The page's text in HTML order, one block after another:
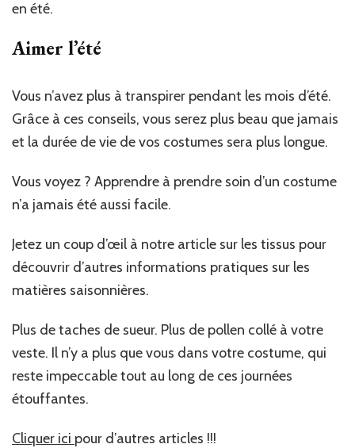
en été.
Aimer l’été
Vous n’avez plus à transpirer pendant les mois d’été.
Grâce à ces conseils, vous serez plus beau que jamais
et la durée de vie de vos costumes sera plus longue.
Vous voyez ? Apprendre à prendre soin d’un costume
n’a jamais été aussi facile.
Jetez un coup d’œil à notre article sur les tissus pour
découvrir d’autres informations pratiques sur les
matières saisonnières.
Plus de taches de sueur. Plus de pollen collé à votre
veste. Il n’y a plus que vous dans votre costume, qui
reste impeccable tout au long de ces journées
étouffantes.
Cliquer ici pour d’autres articles !!!